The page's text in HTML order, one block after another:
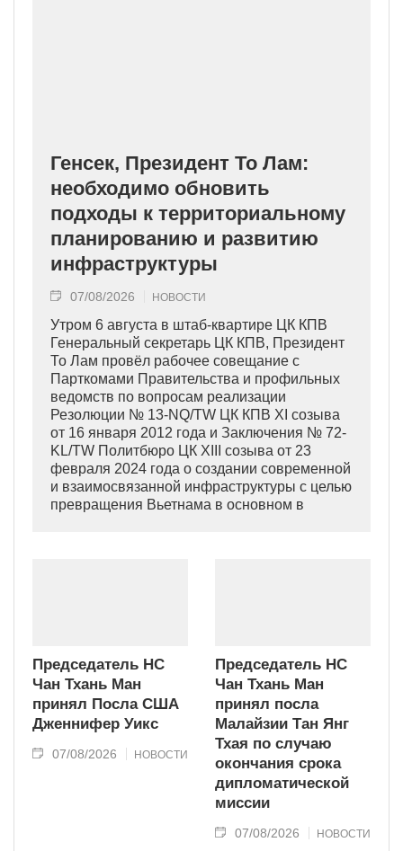
Генсек, Президент То Лам:
необходимо обновить
подходы к территориальному
планированию и развитию
инфраструктуры
07/08/2026 НОВОСТИ
Утром 6 августа в штаб-квартире ЦК КПВ
Генеральный секретарь ЦК КПВ, Президент
То Лам провёл рабочее совещание с
Парткомами Правительства и профильных
ведомств по вопросам реализации
Резолюции № 13-NQ/TW ЦК КПВ XI созыва
от 16 января 2012 года и Заключения № 72-
KL/TW Политбюро ЦК XIII созыва от 23
февраля 2024 года о создании современной
и взаимосвязанной инфраструктуры с целью
превращения Вьетнама в основном в
Председатель НС
Чан Тхань Ман
принял Посла США
Дженнифер Уикс
07/08/2026 НОВОСТИ
Председатель НС
Чан Тхань Ман
принял посла
Малайзии Тан Янг
Тхая по случаю
окончания срока
дипломатической
миссии
07/08/2026 НОВОСТИ